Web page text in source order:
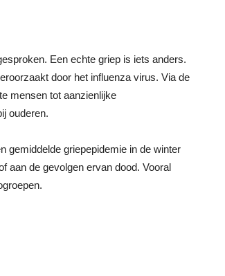
Een echte griep is iets anders.
door het influenza virus. Via de
mensen tot aanzienlijke
ouderen.
gemiddelde griepepidemie in de winter
aan de gevolgen ervan dood. Vooral